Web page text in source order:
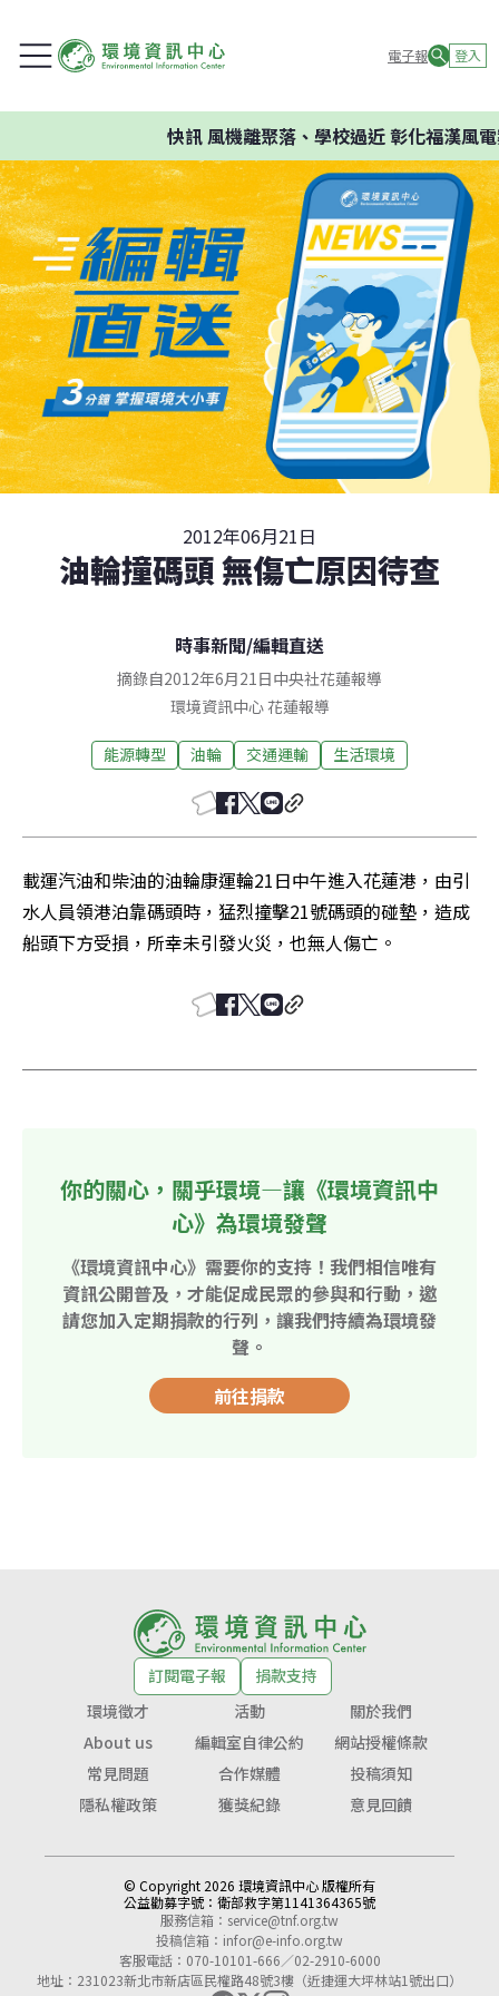
電子報 登入
快訊風機離聚落、學校過近 彰化福漢風電
2012年06月21日
油輪撞碼頭 無傷亡原因待查
時事新聞/編輯直送
摘錄自2012年6月21日中央社花蓮報導
環境資訊中心 花蓮報導
能源轉型 油輪 交通運輸 生活環境
載運汽油和柴油的油輪康運輪21日中午進入花蓮港，由引
水人員領港泊靠碼頭時，猛烈撞擊21號碼頭的碰墊，造成
船頭下方受損，所幸未引發火災，也無人傷亡。
你的關心，關乎環境—讓《環境資訊中
心》為環境發聲
《環境資訊中心》需要你的支持！我們相信唯有
資訊公開普及，才能促成民眾的參與和行動，邀
請您加入定期捐款的行列，讓我們持續為環境發
聲。
前往捐款
訂閱電子報
捐款支持
環境徵才
活動
關於我們
About us
編輯室自律公約
網站授權條款
常見問題
合作媒體
投稿須知
隱私權政策
獲獎紀錄 意見回饋
© Copyright 2026 環境資訊中心 版權所有
公益勸募字號： 衛部救字第1141364365號
服務信箱： service@tnf.org.tw
投稿信箱： infor@e-info.org.tw
客服電話：070-10101-666／02-2910-6000
地址：231023新北市新店區民權路48號3樓（近捷運大坪林站1號出口）